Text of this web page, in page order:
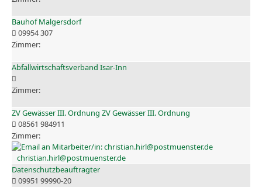
Bauhof Malgersdorf
09954 307
Abfallwirtschaftsverband Isar-Inn
ZV Gewässer III. Ordnung ZV Gewässer III. Ordnung
08561 984911
christian.hirl@postmuenster.de
Datenschutzbeauftragter
09951 99990-20